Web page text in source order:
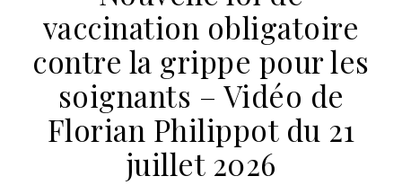
vaccination obligatoire
contre la grippe pour les
soignants – Vidéo de
Florian Philippot du 21
juillet 2026